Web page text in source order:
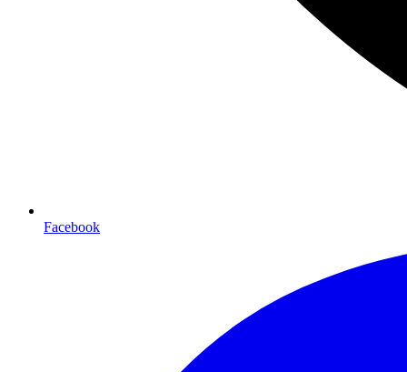
Facebook